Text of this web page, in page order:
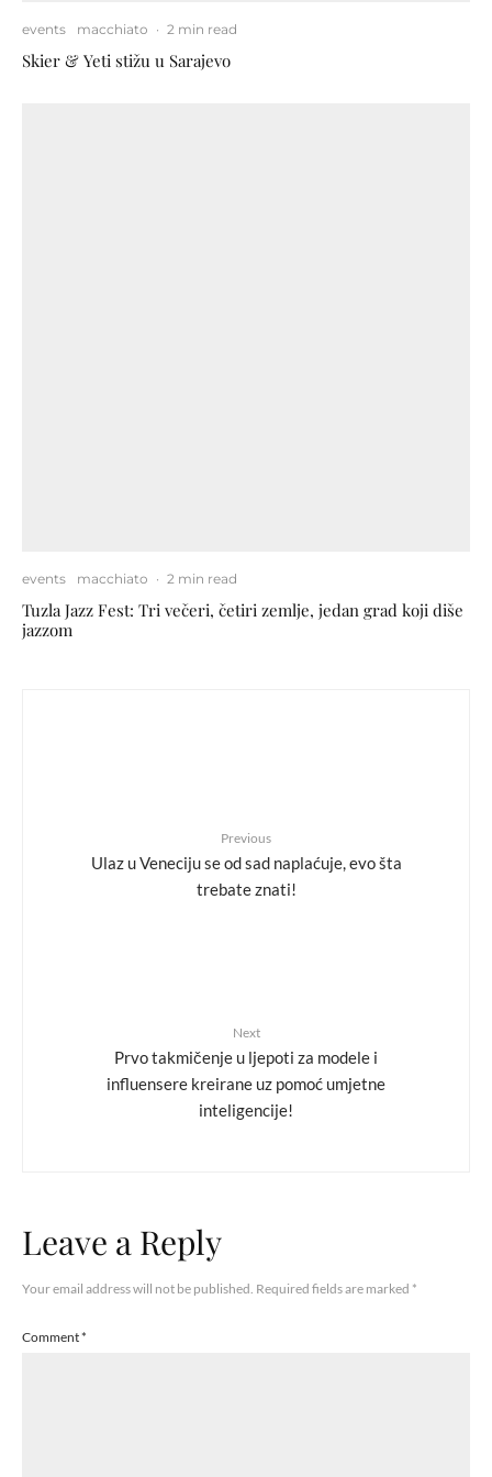
events macchiato · 2 min read
Skier & Yeti stižu u Sarajevo
events macchiato · 2 min read
Tuzla Jazz Fest: Tri večeri, četiri zemlje, jedan grad koji diše
jazzom
Previous
Ulaz u Veneciju se od sad naplaćuje, evo šta
trebate znati!
Next
Prvo takmičenje u ljepoti za modele i
influensere kreirane uz pomoć umjetne
inteligencije!
Leave a Reply
Your email address will not be published. Required fields are marked *
Comment*